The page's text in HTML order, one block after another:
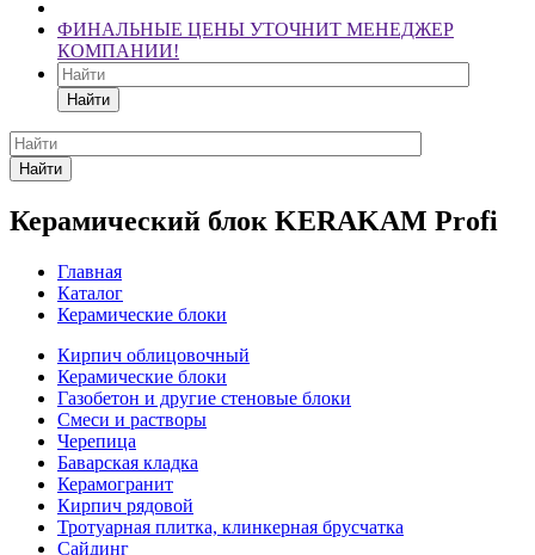
ФИНАЛЬНЫЕ ЦЕНЫ УТОЧНИТ МЕНЕДЖЕР
КОМПАНИИ!
Найти
Найти
Керамический блок KERAKAM Profi
Главная
Каталог
Керамические блоки
Кирпич облицовочный
Керамические блоки
Газобетон и другие стеновые блоки
Смеси и растворы
Черепица
Баварская кладка
Керамогранит
Кирпич рядовой
Тротуарная плитка, клинкерная брусчатка
Сайдинг